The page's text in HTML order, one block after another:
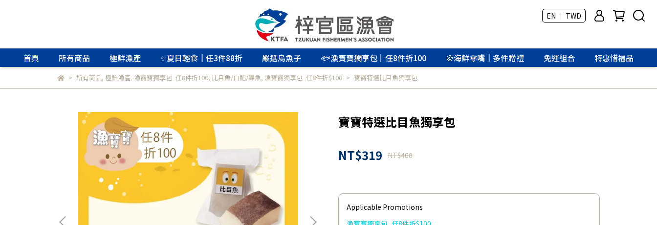
EN ｜ TWD
首頁 所有商品 極鮮漁產 ✨夏日輕食‖任3件88折 嚴選烏魚子 🐟漁寶寶獨享包‖任8件折100 🍪海鮮零嘴‖多件贈禮 免運組合 特惠惜福品
所有商品, 極鮮漁產, 漁寶寶獨享包_任8件折100, 比目魚/白鯧/鰈魚, 漁寶寶獨享包_任8件折$100 寶寶特選比目魚獨享包
寶寶特選比目魚獨享包
NT$319 NT$400
Applicable Promotions